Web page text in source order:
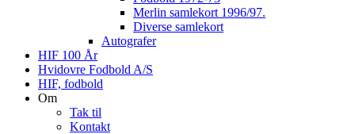
Merlin samlekort 1996/97.
Diverse samlekort
Autografer
HIF 100 År
Hvidovre Fodbold A/S
HIF, fodbold
Om
Tak til
Kontakt